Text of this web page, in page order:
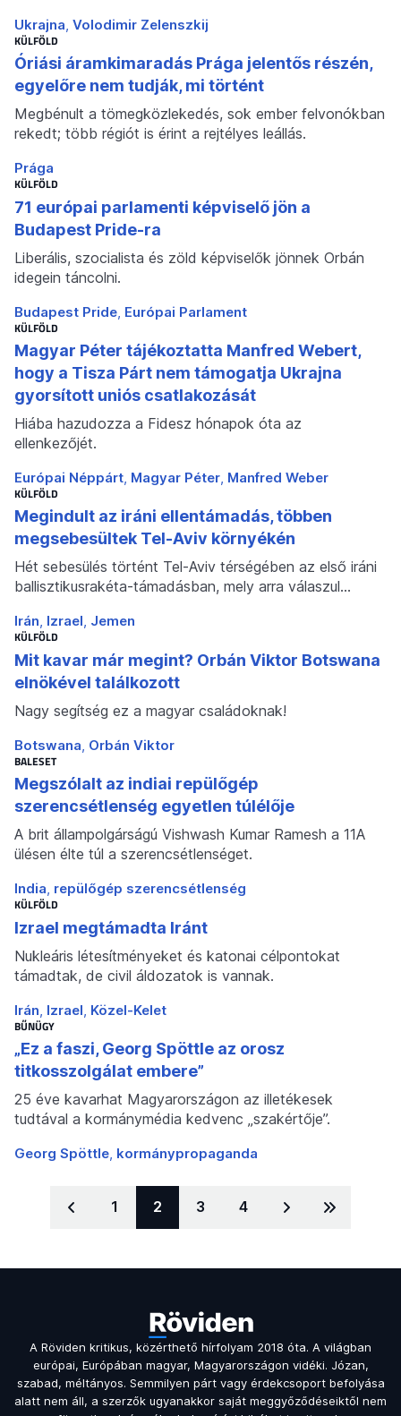
Ukrajna Volodimir Zelenszkij
KÜLFÖLD
Óriási áramkimaradás Prága jelentős részén,
egyelőre nem tudják, mi történt
Megbénult a tömegközlekedés, sok ember felvonókban
rekedt; több régiót is érint a rejtélyes leállás.
Prága
KÜLFÖLD
71 európai parlamenti képviselő jön a
Budapest Pride-ra
Liberális, szocialista és zöld képviselők jönnek Orbán
idegein táncolni.
Budapest Pride Európai Parlament
KÜLFÖLD
Magyar Péter tájékoztatta Manfred Webert,
hogy a Tisza Párt nem támogatja Ukrajna
gyorsított uniós csatlakozását
Hiába hazudozza a Fidesz hónapok óta az
ellenkezőjét.
Európai Néppárt Magyar Péter Manfred Weber
KÜLFÖLD
Megindult az iráni ellentámadás, többen
megsebesültek Tel-Aviv környékén
Hét sebesülés történt Tel-Aviv térségében az első iráni
ballisztikusrakéta-támadásban, mely arra válaszul…
Irán Izrael Jemen
KÜLFÖLD
Mit kavar már megint? Orbán Viktor Botswana
elnökével találkozott
Nagy segítség ez a magyar családoknak!
Botswana Orbán Viktor
BALESET
Megszólalt az indiai repülőgép
szerencsétlenség egyetlen túlélője
A brit állampolgárságú Vishwash Kumar Ramesh a 11A
ülésen élte túl a szerencsétlenséget.
India repülőgép szerencsétlenség
KÜLFÖLD
Izrael megtámadta Iránt
Nukleáris létesítményeket és katonai célpontokat
támadtak, de civil áldozatok is vannak.
Irán Izrael Közel-Kelet
BŰNÜGY
„Ez a faszi, Georg Spöttle az orosz
titkosszolgálat embere”
25 éve kavarhat Magyarországon az illetékesek
tudtával a kormánymédia kedvenc „szakértője”.
Georg Spöttle kormánypropaganda
Oldal:
1
Aktuális oldal
2 Oldal:
3 Oldal:
4
A Röviden kritikus, közérthető hírfolyam 2018 óta. A világban
európai, Európában magyar, Magyarországon vidéki. Józan,
szabad, méltányos. Semmilyen párt vagy érdekcsoport befolyása
alatt nem áll, a szerzők ugyanakkor saját meggyőződéseiktől nem